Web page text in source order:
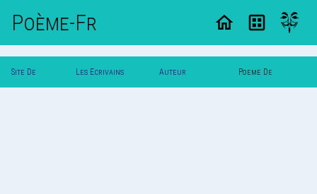
Poème-Fr
Site De Les Ecrivains Auteur Poeme De